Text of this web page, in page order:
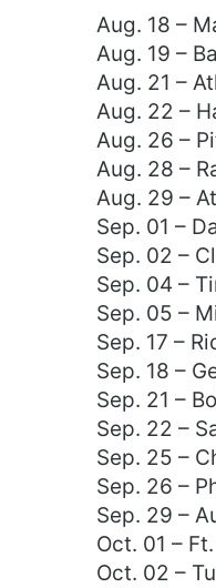
Aug. 18 –
Aug. 19 –
Aug. 21 –
Aug. 22 –
Aug. 26 –
Aug. 28 –
Aug. 29 –
Sep. 01 –
Sep. 02 –
Sep. 04 –
Sep. 05 –
Sep. 17 –
Sep. 18 –
Sep. 21 –
Sep. 22 –
Sep. 25 –
Sep. 26 –
Sep. 29 –
Oct. 01 –
Oct. 02 –